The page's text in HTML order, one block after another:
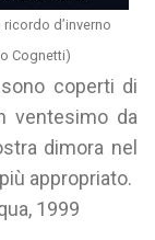
d’inverno
Cognetti)
coperti di
ventesimo da
dimora nel
appropriato.
1999